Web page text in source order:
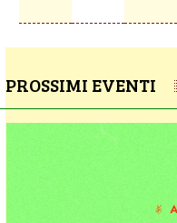
PROSSIMI EVENTI